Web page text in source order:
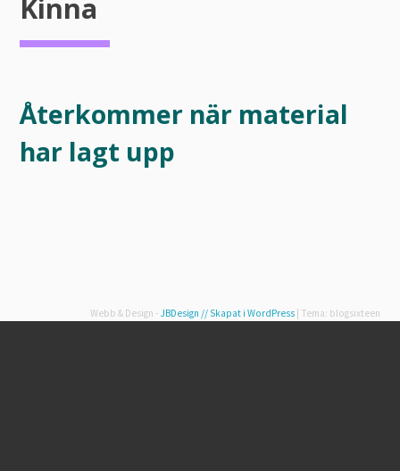
Kinna
Återkommer när material
har lagt upp
Webb & Design - JBDesign // Skapat i WordPress Tema: blogsixteen